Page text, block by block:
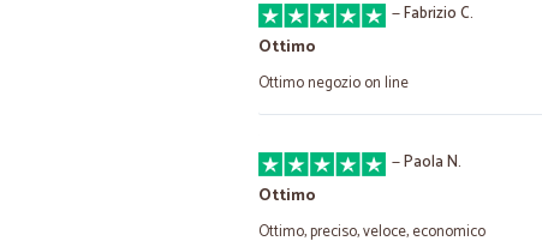
—Fabrizio C.
Ottimo
Ottimo negozio on line
—Paola N.
Ottimo
Ottimo, preciso, veloce, economico